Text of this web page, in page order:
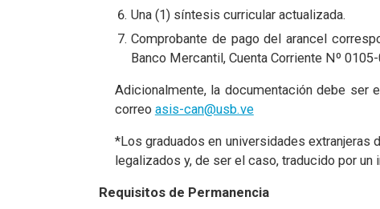
Una (1) síntesis curricular actualizada.
Comprobante de pago del arancel
Banco Mercantil, Cuenta Corriente Nº
Adicionalmente, la documentación debe ser
correo asis-can@usb.ve
*Los graduados en universidades
legalizados y, de ser el caso, traducido por un
Requisitos de Permanencia